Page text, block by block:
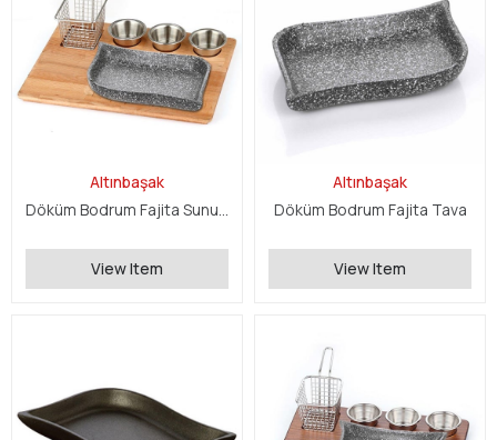
Altınbaşak
Döküm Bodrum Fajita Sunum Seti
View Item
Altınbaşak
Döküm Bodrum Fajita Tava
View Item